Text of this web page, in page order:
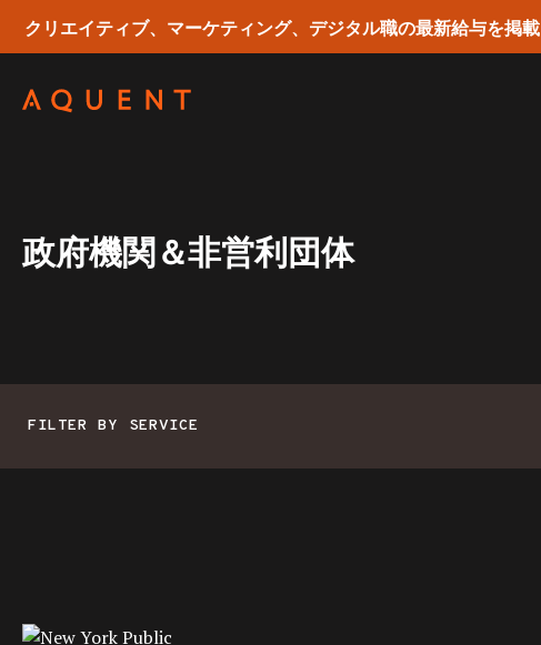
クリエイティブ、マーケティング、デジタル職の最新給与を掲載
政府機関＆非営利団体
FILTER BY SERVICE